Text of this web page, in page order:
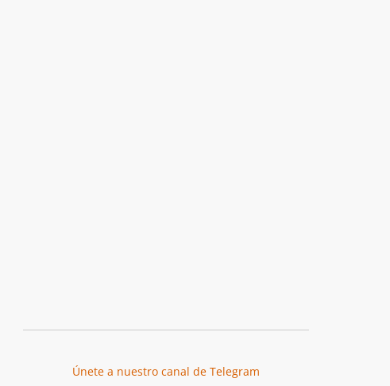
Únete a nuestro canal de Telegram